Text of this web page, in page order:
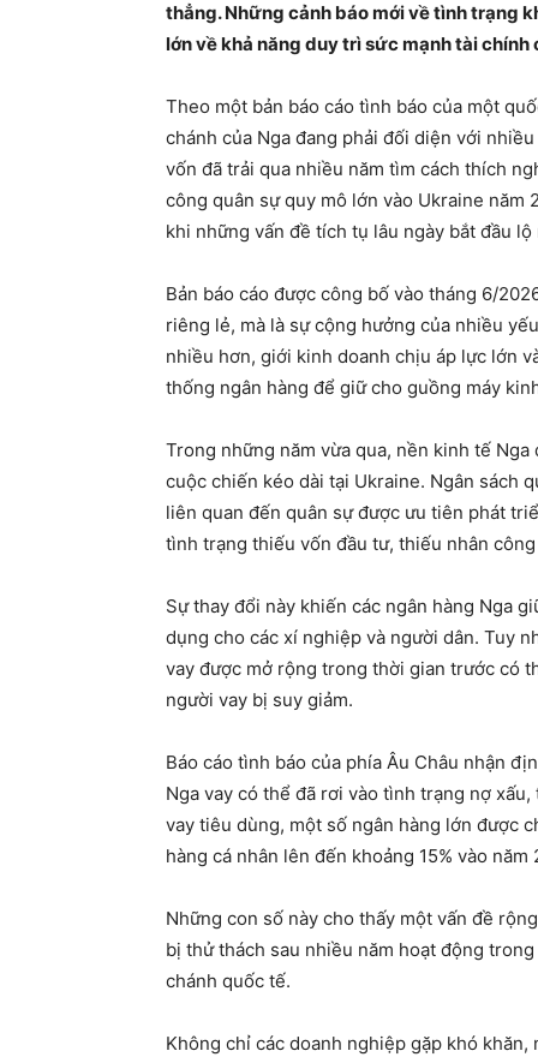
thẳng. Những cảnh báo mới về tình trạng
lớn về khả năng duy trì sức mạnh tài
Theo một bản báo cáo tình báo của một
chánh của Nga đang phải đối diện với
vốn đã trải qua nhiều năm tìm cách thích
công quân sự quy mô lớn vào Ukraine năm
khi những vấn đề tích tụ lâu ngày bắt đầu lộ
Bản báo cáo được công bố vào tháng 6/
riêng lẻ, mà là sự cộng hưởng của nhiều
nhiều hơn, giới kinh doanh chịu áp lực lớn
thống ngân hàng để giữ cho guồng máy
Trong những năm vừa qua, nền kinh tế
cuộc chiến kéo dài tại Ukraine. Ngân sách
liên quan đến quân sự được ưu tiên phát
tình trạng thiếu vốn đầu tư, thiếu nhân
Sự thay đổi này khiến các ngân hàng Nga
dụng cho các xí nghiệp và người dân. Tuy
vay được mở rộng trong thời gian trước có
người vay bị suy giảm.
Báo cáo tình báo của phía Âu Châu nhận
Nga vay có thể đã rơi vào tình trạng nợ
vay tiêu dùng, một số ngân hàng lớn được
hàng cá nhân lên đến khoảng 15% vào năm
Những con số này cho thấy một vấn đề
bị thử thách sau nhiều năm hoạt động
chánh quốc tế.
Không chỉ các doanh nghiệp gặp khó